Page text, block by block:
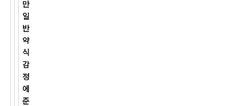
만
일
반
약
식
감
정
에
준